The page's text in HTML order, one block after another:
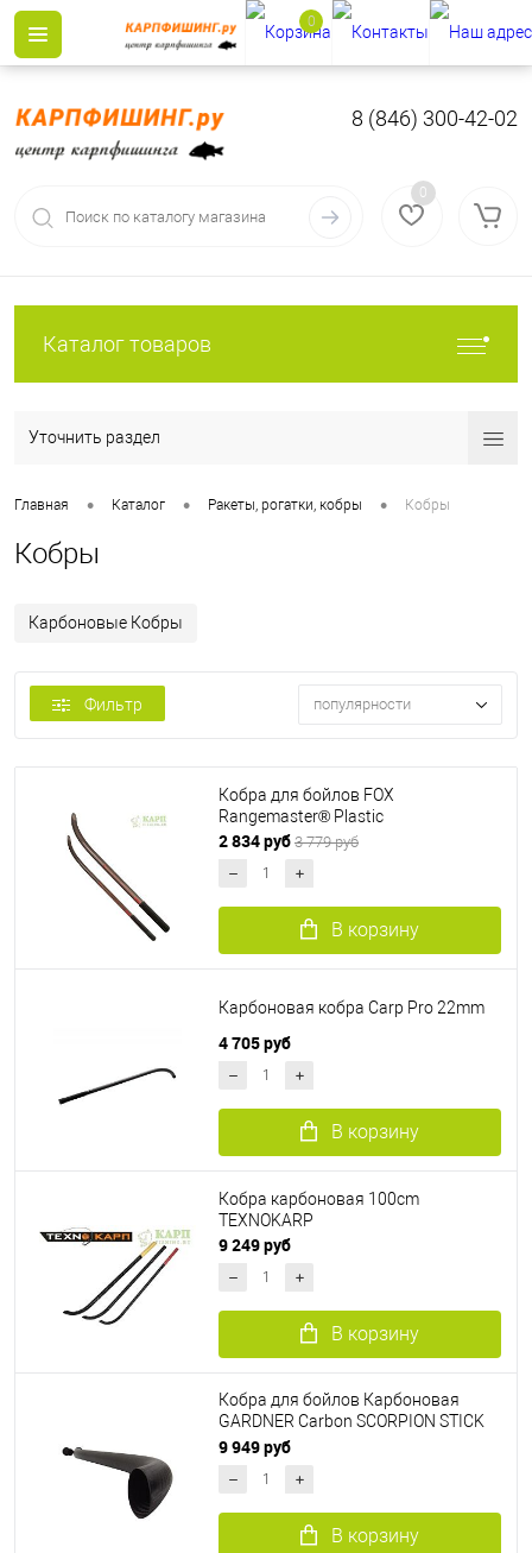
8 (846) 300-42-02
0
Каталог товаров
Уточнить раздел
Главная • Каталог • Ракеты, рогатки, кобры • Кобры
Кобры
Карбоновые Кобры
Фильтр популярности
Кобра для бойлов FOX
Rangemaster® Plastic
2 834 руб 3 779 руб
В корзину
Карбоновая кобра Carp Pro 22mm
4 705 руб
В корзину
Кобра карбоновая 100cm
TEXNOKARP
9 249 руб
В корзину
Кобра для бойлов Карбоновая
GARDNER Carbon SCORPION STICK
22mm
9 949 руб
В корзину
0